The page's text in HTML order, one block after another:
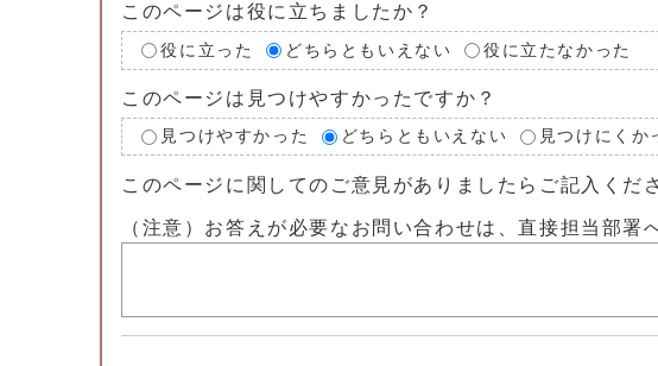
このページは役に立ちましたか？
役に立った どちらともいえない 役に立たなかった
このページは見つけやすかったですか？
見つけやすかった どちらともいえない 見つけにくか
このページに関してのご意見がありましたらご記入くだ
（注意）お答えが必要なお問い合わせは、直接担当部署